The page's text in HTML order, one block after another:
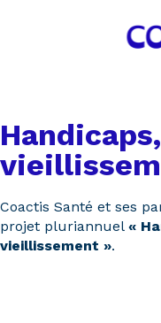
Coactis Santé et ses
projet pluriannuel «
vieillissement ».